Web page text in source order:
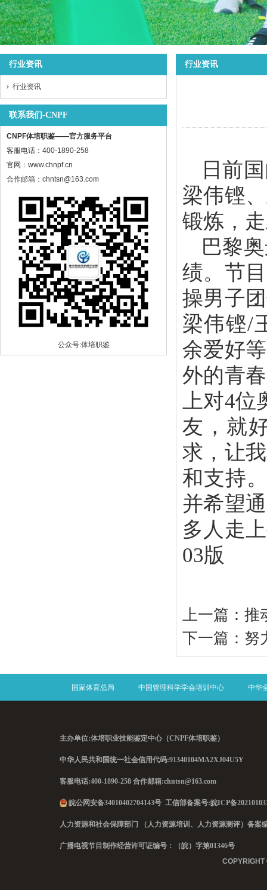
行业资讯
行业资讯
联系我们-CNPF
CNPF体培职鉴——官方服务平台
客服电话：400-1890-258
官网：www.chnpf.cn
合作邮箱：chntsn@163.com
公众号:体培职鉴
行业资讯
日前
梁伟铿
锻炼，
巴黎
绩。节
操男子
梁伟铿/
余爱好
外的青
上对4位
友，就
求，让
和支持
并希望
多人走
03版
上一篇： 推
下一篇： 努
国家体育总局 中国管理科学学会培训中心 中华
主办单位:体培职业技能鉴定中心（CNPF体培职鉴）
中华人民共和国统一社会信用代码:91340104MA2XJ04U5Y
客服电话:400-1890-258 合作邮箱:chntsn@163.com
皖公网安备34010402704143号 工信部备案号:皖ICP备
人力资源和社会保障部门 （人力资源培训、人力资源测评）备案
广播电视节目制作经营许可证编号：（皖）字第01346号